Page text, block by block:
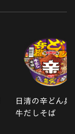
日清の辛どん兵
牛だしそば